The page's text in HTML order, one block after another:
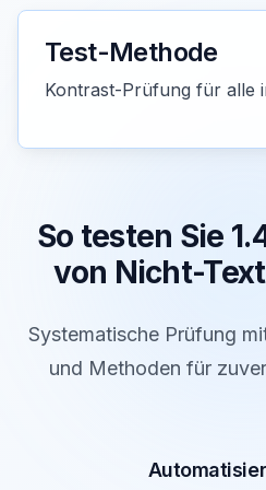
Test-Methode
Kontrast-Prüfung für alle
So testen Sie
von Nicht-
Systematische Prüfung
und Methoden für